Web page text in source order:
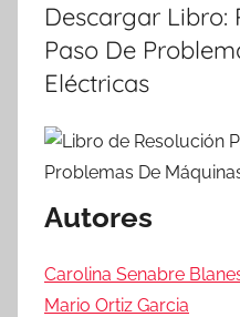
Descargar Libro:
Paso De
Eléctricas
Autores
Carolina Senabre
Mario Ortiz Garcia